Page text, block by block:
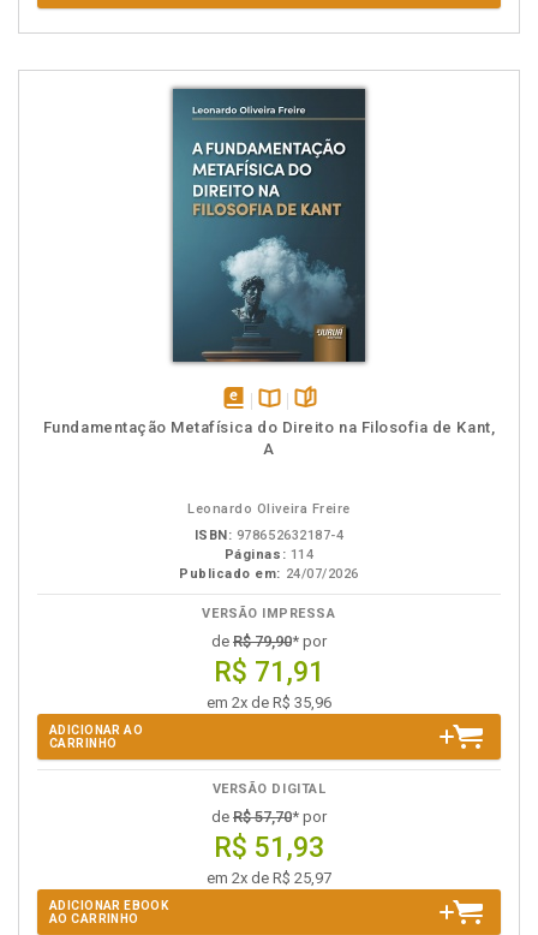
disponívelDisponível
na
páginas
Fundamentação Metafísica do Direito na Filosofia de Kant,
A
Leonardo Oliveira Freire
ISBN: 978652632187-4
Páginas: 114
Publicado em: 24/07/2026
VERSÃO IMPRESSA
de R$ 79,90* por
R$ 71,91
em 2x de R$ 35,96
ADICIONAR AO
CARRINHO
VERSÃO DIGITAL
de R$ 57,70* por
R$ 51,93
em 2x de R$ 25,97
ADICIONAR EBOOK
AO CARRINHO